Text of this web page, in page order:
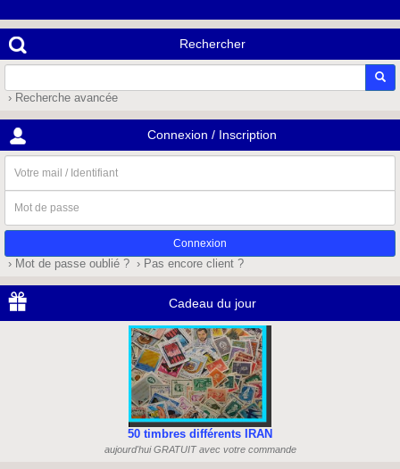
Rechercher
› Recherche avancée
Connexion / Inscription
mail
/
Identifiant
de
passe
› Mot de passe oublié ? › Pas encore client ?
Cadeau du jour
50 timbres différents IRAN
aujourd'hui GRATUIT avec votre commande